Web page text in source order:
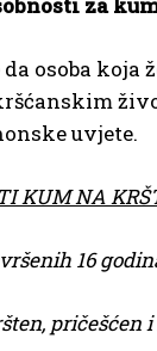
da osoba
uvjete.
KUM NA
16
pričešćen